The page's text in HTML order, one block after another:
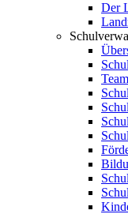
Der
Team